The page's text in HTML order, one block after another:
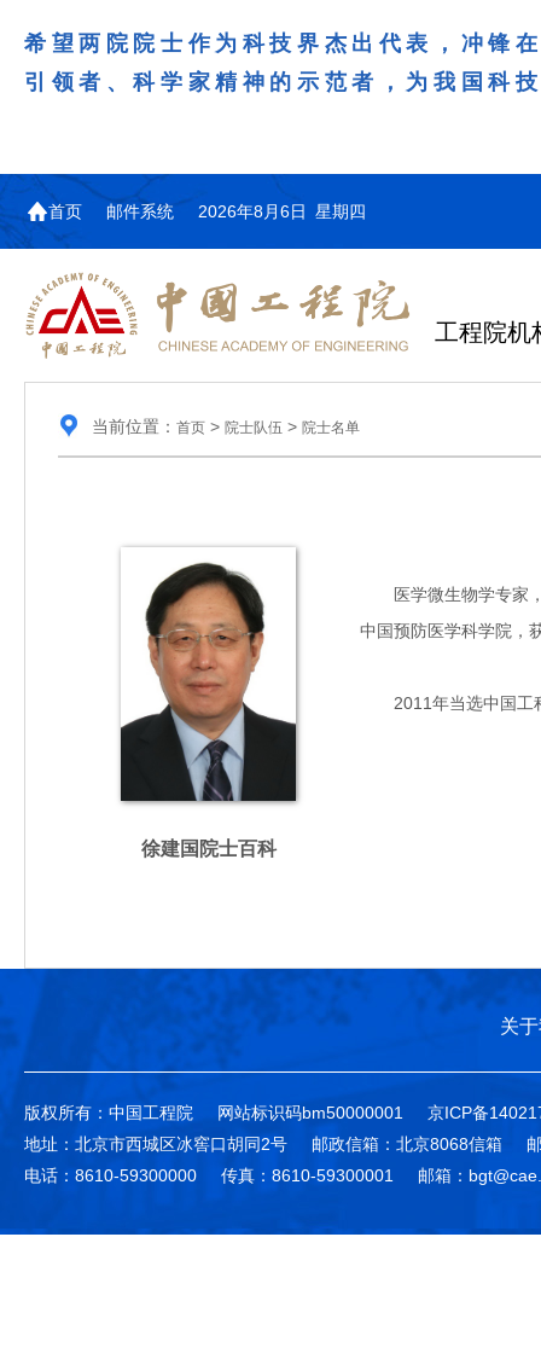
希望两院院士作为科技界杰出代表，冲锋
引领者、科学家精神的示范者，为我国科
首页 邮件系统 2026年8月6日 星期四
工程院机
当前位置： 首页> 院士队伍 > 院士名单
徐建国院士百科
医学微生物学专家，
中国预防医学科学院，
2011年当选中国工
关
版权所有：中国工程院 网站标识码bm50000001
京ICP备
地址：北京市西城区冰窖口胡同2号
邮政信箱：北京8068信箱
电话：8610-59300000
传真：8610-59300001 邮箱：